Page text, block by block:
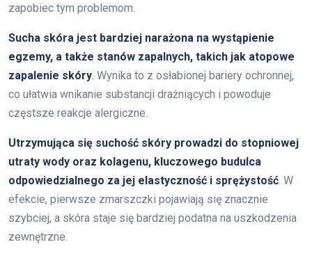
zapobiec tym problemom.
Sucha skóra jest bardziej narażona na wystąpienie
egzemy, a także stanów zapalnych, takich jak atopowe
zapalenie skóry. Wynika to z osłabionej bariery ochronnej,
co ułatwia wnikanie substancji drażniących i powoduje
częstsze reakcje alergiczne.
Utrzymująca się suchość skóry prowadzi do stopniowej
utraty wody oraz kolagenu, kluczowego budulca
odpowiedzialnego za jej elastyczność i sprężystość. W
efekcie, pierwsze zmarszczki pojawiają się znacznie
szybciej, a skóra staje się bardziej podatna na uszkodzenia
zewnętrzne.